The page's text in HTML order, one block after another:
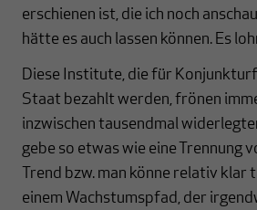
erschienen ist, die ich noch
hätte es auch lassen können. Es
Diese Institute, die für
Staat bezahlt werden, frönen
inzwischen tausendmal
gebe so etwas wie eine Trennung
Trend bzw. man könne relativ klar
einem Wachstumspfad, der